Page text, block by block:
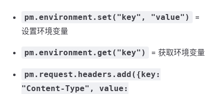
pm.environment.set("key", "value")
=
设置环境变量
pm.environment.get("key") = 获取环境变量
pm.request.headers.add({key:
"Content-Type", value: